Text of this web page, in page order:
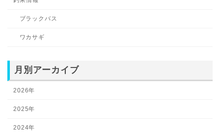
ブラックバス
ワカサギ
月別アーカイブ
2026年
2025年
2024年